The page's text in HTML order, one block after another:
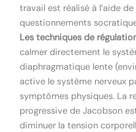
travail est réalisé à l’aide
questionnements
Les techniques de
calmer directement le
diaphragmatique lente
active le système nerveux
symptômes physiques. La
progressive de Jacobson
diminuer la tension